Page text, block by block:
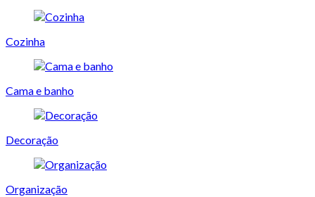
Cozinha
Cama e banho
Decoração
Organização